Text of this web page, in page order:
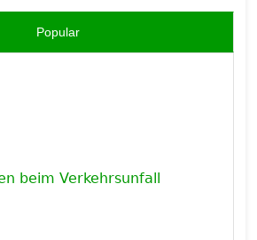
Popular
beim Verkehrsunfall